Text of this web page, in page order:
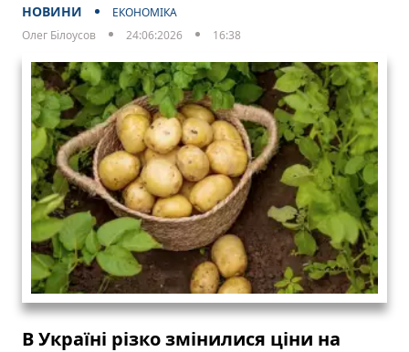
НОВИНИ
ЕКОНОМІКА
Олег Білоусов
24:06:2026 16:38
В Україні різко змінилися ціни на